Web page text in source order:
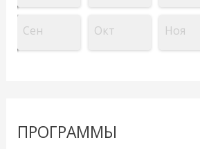
Сен Окт Ноя
ПРОГРАММЫ